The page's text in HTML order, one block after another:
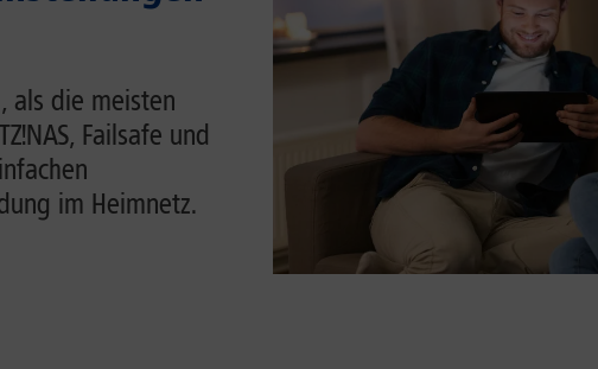
als die meisten
Failsafe und
im Heimnetz.